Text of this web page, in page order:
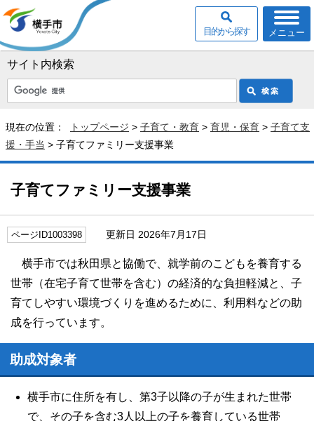
サイト内検索
メニュー
目的から探す
現在の位置： トップページ > 子育て・教育 > 育児・保育 > 子育て支
援・手当 > 子育てファミリー支援事業
子育てファミリー支援事業
ページID1003398 更新日 2026年7月17日
横手市では秋田県と協働で、就学前のこどもを養育する
世帯（在宅子育て世帯を含む）の経済的な負担軽減と、子
育てしやすい環境づくりを進めるために、利用料などの助
成を行っています。
助成対象者
横手市に住所を有し、第3子以降の子が生まれた世帯
で、その子を含む3人以上の子を養育している世帯